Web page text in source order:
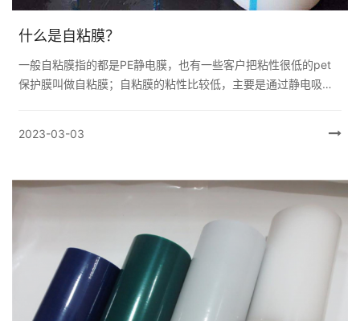
什么是自粘膜？
一般自粘膜指的都是PE静电膜，也有一些客户把粘性很低的pet
保护膜叫做自粘膜；自粘膜的粘性比较低，主要是通过静电吸附
2023-03-03